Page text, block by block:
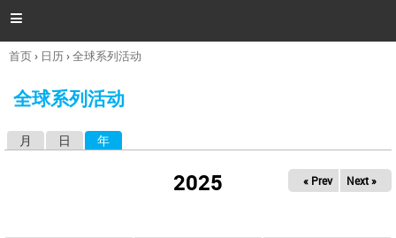

你
这
首页› 日历›全球系列活动
全球系列活动
月 日 年
2025 « Prev Next »